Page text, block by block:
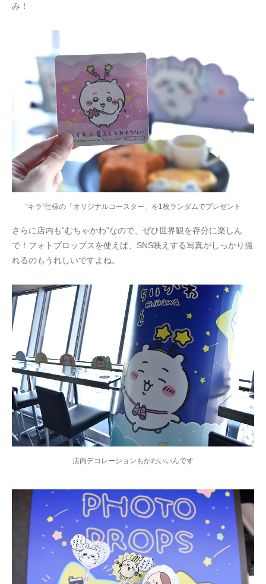
み！
“キラ”仕様の「オリジナルコースター」を1枚ランダムでプレゼント
さらに店内も“むちゃかわ”なので、ぜひ世界観を存分に楽しん
で！フォトプロップスを使えば、SNS映えする写真がしっかり撮
れるのもうれしいですよね。
店内デコレーションもかわいいんです